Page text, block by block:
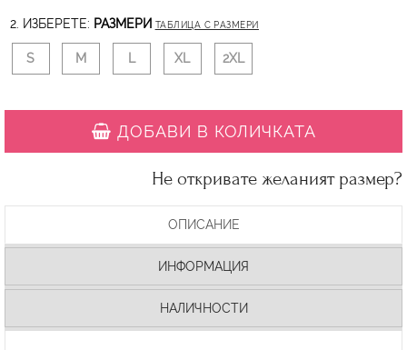
2. ИЗБЕРЕТЕ: РАЗМЕРИ ТАБЛИЦА С РАЗМЕРИ
S M L XL 2XL
ДОБАВИ В КОЛИЧКАТА
Не откривате желаният размер?
ОПИСАНИЕ
ИНФОРМАЦИЯ
НАЛИЧНОСТИ